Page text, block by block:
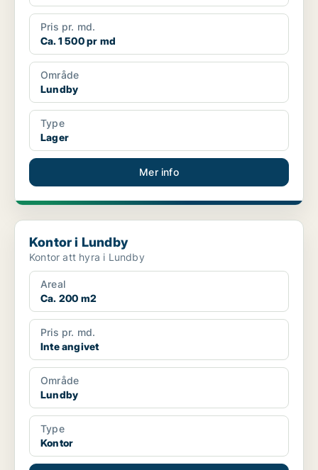
Pris pr. md.
Ca. 1 500 pr md
Område
Lundby
Type
Lager
Mer info
Kontor i Lundby
Kontor i Lundby
Kontor att hyra i Lundby
Areal
Ca. 200 m2
Pris pr. md.
Inte angivet
Område
Lundby
Type
Kontor